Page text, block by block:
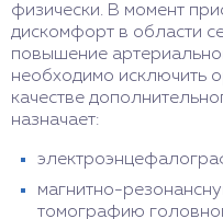
физически. В момент
дискомфорт в области
повышение
необходимо исключить
качестве
назначает:
магнитно-
томографию